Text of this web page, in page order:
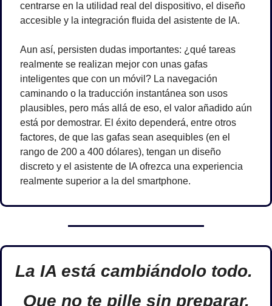
centrarse en la utilidad real del dispositivo, el diseño
accesible y la integración fluida del asistente de IA.
Aun así, persisten dudas importantes: ¿qué tareas
realmente se realizan mejor con unas gafas
inteligentes que con un móvil? La navegación
caminando o la traducción instantánea son usos
plausibles, pero más allá de eso, el valor añadido aún
está por demostrar. El éxito dependerá, entre otros
factores, de que las gafas sean asequibles (en el
rango de 200 a 400 dólares), tengan un diseño
discreto y el asistente de IA ofrezca una experiencia
realmente superior a la del smartphone.
La IA está cambiándolo todo.
Que no te pille sin preparar.